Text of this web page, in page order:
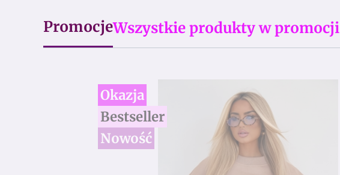
PromocjeWszystkie produkty w promocji
Okazja
Bestseller
Nowość